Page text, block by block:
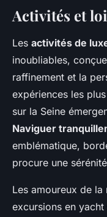
Activités et
Les activités de
inoubliables,
raffinement et la
expériences les
sur la Seine
Naviguer
emblématique,
procure une
Les amoureux de
excursions en yacht